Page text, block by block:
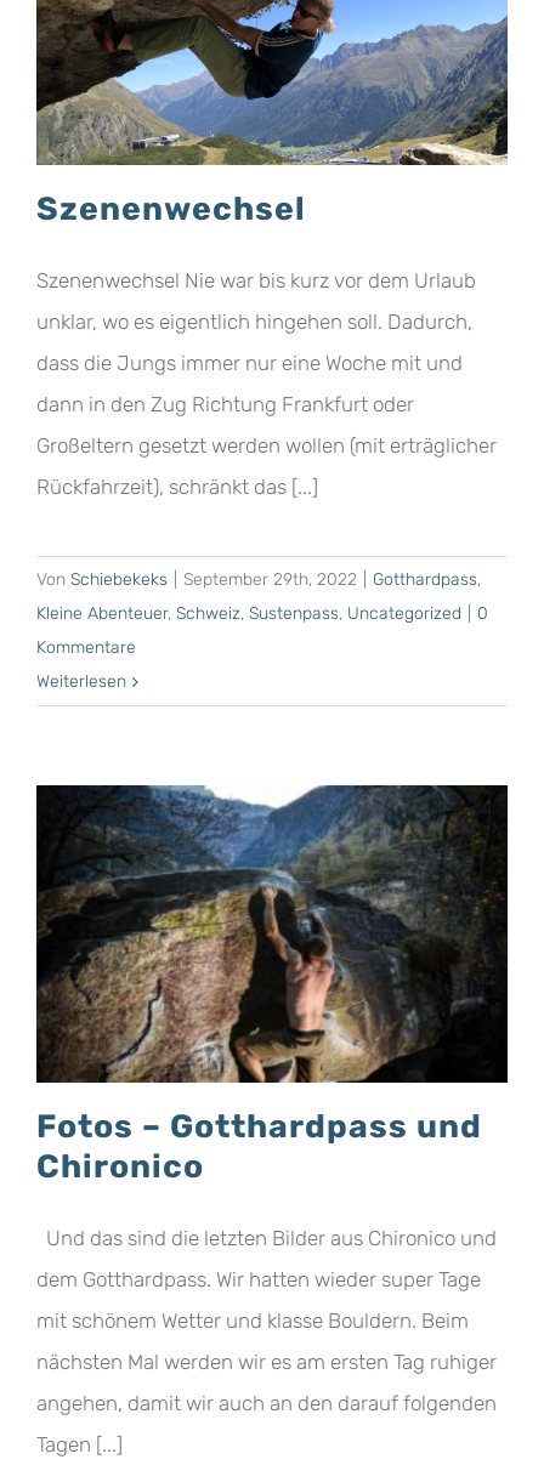
Szenenwechsel
Szenenwechsel Nie war bis kurz vor dem Urlaub
unklar, wo es eigentlich hingehen soll. Dadurch,
dass die Jungs immer nur eine Woche mit und
dann in den Zug Richtung Frankfurt oder
Großeltern gesetzt werden wollen (mit erträglicher
Rückfahrzeit), schränkt das [...]
Von Schiebekeks September 29th, 2022 Gotthardpass,
Kleine Abenteuer, Schweiz, Sustenpass, Uncategorized
0
Kommentare
Weiterlesen
Fotos – Gotthardpass und
Chironico
Und das sind die letzten Bilder aus Chironico und
dem Gotthardpass. Wir hatten wieder super Tage
mit schönem Wetter und klasse Bouldern. Beim
nächsten Mal werden wir es am ersten Tag ruhiger
angehen, damit wir auch an den darauf folgenden
Tagen [...]